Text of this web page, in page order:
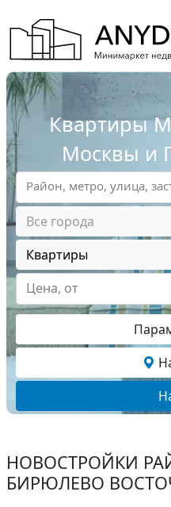
Квартиры
Москвы и
Все города
Квартиры
Цена, от
Район, метро, улица,
НОВОСТРОЙКИ
БИРЮЛЕВО